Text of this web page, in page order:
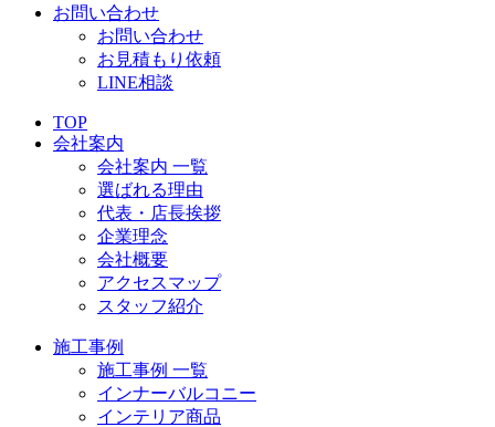
お問い合わせ
お問い合わせ
お見積もり依頼
LINE相談
TOP
会社案内
会社案内 一覧
選ばれる理由
代表・店長挨拶
企業理念
会社概要
アクセスマップ
スタッフ紹介
施工事例
施工事例 一覧
インナーバルコニー
インテリア商品